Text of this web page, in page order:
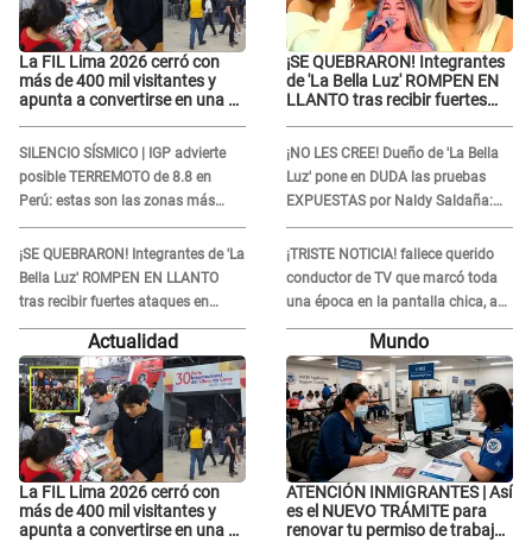
La FIL Lima 2026 cerró con
más de 400 mil visitantes y
apunta a convertirse en una de
SILENCIO SÍSMICO | IGP advierte
posible TERREMOTO de 8.8 en
Perú: estas son las zonas más
expuestas
¡SE QUEBRARON! Integrantes de 'La
Bella Luz' ROMPEN EN LLANTO
tras recibir fuertes ataques en
redes por DENUNCIA de acoso
contra Naldy Saldaña
¡SE QUEBRARON! Integrantes
de 'La Bella Luz' ROMPEN EN
LLANTO tras recibir fuertes
Naldy Saldaña
¡NO LES CREE! Dueño de 'La Bella
Luz' pone en DUDA las pruebas
EXPUESTAS por Naldy Saldaña:
“Quizá se han editado...”
¡TRISTE NOTICIA! fallece querido
conductor de TV que marcó toda
una época en la pantalla chica, así
fue su repentino adiós
Actualidad
La FIL Lima 2026 cerró con
más de 400 mil visitantes y
apunta a convertirse en una de
Mundo
ATENCIÓN INMIGRANTES | Así
es el NUEVO TRÁMITE para
renovar tu permiso de trabajo